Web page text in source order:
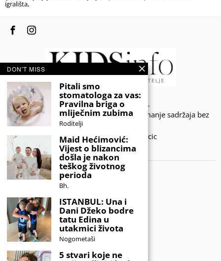
igrališta,
© 2020 - KIDSINFO.BA.
Sva prava zadržana. Zabranjeno preuzimanje sadržaja bez
dozvole izdavača.
Developed by Amar SIjercic
IZAŠAO JE NOVI MAGAZIN!
DON'T MISS
Pitali smo
stomatologa za vas:
Pravilna briga o
mliječnim zubima
Roditelji
Maid Hećimović:
Vijest o blizancima
došla je nakon
teškog životnog
perioda
Bh.
ISTANBUL: Una i
Dani Džeko bodre
tatu Edina u
utakmici života
Nogometaši
5 stvari koje ne